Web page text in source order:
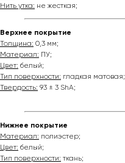
Нить утка: не жесткая;
Верхнее покрытие
Толщина: 0,3 мм;
Материал: ПУ;
Цвет: белый;
Тип поверхности: гладкая матовая;
Твердость: 93 ± 3 ShA;
Нижнее покрытие
Материал: полиэстер;
Цвет: белый;
Тип поверхности: ткань;